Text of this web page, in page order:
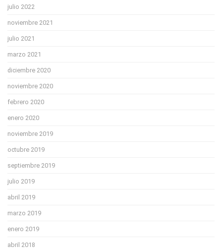
julio 2022
noviembre 2021
julio 2021
marzo 2021
diciembre 2020
noviembre 2020
febrero 2020
enero 2020
noviembre 2019
octubre 2019
septiembre 2019
julio 2019
abril 2019
marzo 2019
enero 2019
abril 2018